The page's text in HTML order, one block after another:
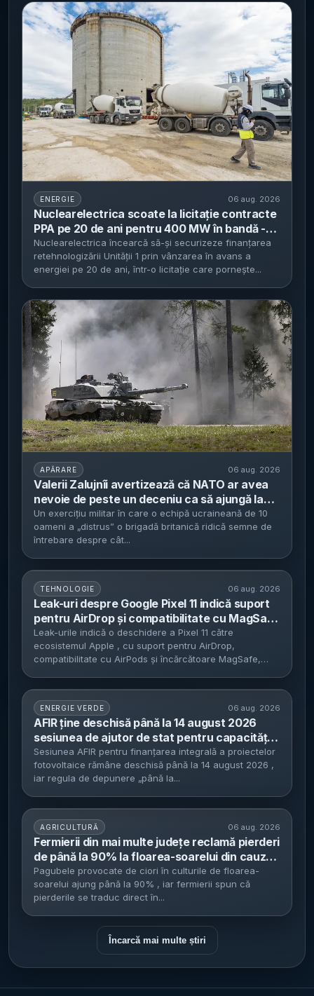
ENERGIE 06 aug. 2026
Nuclearelectrica scoate la licitație contracte
PPA pe 20 de ani pentru 400 MW în bandă -
preț minim garantat de 91,5 euro/MWh pentru
livrări în 2027-2046
Nuclearelectrica încearcă să-și securizeze finanțarea
retehnologizării Unității 1 prin vânzarea în avans a
energiei pe 20 de ani, într-o licitație care pornește...
APĂRARE 06 aug. 2026
Valerii Zalujnîi avertizează că NATO ar avea
nevoie de peste un deceniu ca să ajungă la
jumătate din capacitățile militare ale Rusiei -
exercițiu în Estonia: o echipă ucraineană de
10 oameni a „distrus” o brigadă britanică în
simulare
Un exercițiu militar în care o echipă ucraineană de 10
oameni a „distrus” o brigadă britanică ridică semne de
întrebare despre cât...
TEHNOLOGIE 06 aug. 2026
Leak-uri despre Google Pixel 11 indică suport
pentru AirDrop și compatibilitate cu MagSafe
- schimbări mici, cu zvonuri de scumpire cu
circa 100 de euro
Leak-urile indică o deschidere a Pixel 11 către
ecosistemul Apple , cu suport pentru AirDrop,
compatibilitate cu AirPods și încărcătoare MagSafe,
ENERGIE VERDE 06 aug. 2026
AFIR ține deschisă până la 14 august 2026
sesiunea de ajutor de stat pentru capacități
noi de energie solară - buget total 265 mil.
euro, finanțare 100% nerambursabilă în limite
pe MW
Sesiunea AFIR pentru finanțarea integrală a proiectelor
fotovoltaice rămâne deschisă până la 14 august 2026 ,
iar regula de depunere „până la...
AGRICULTURĂ 06 aug. 2026
Fermierii din mai multe județe reclamă pierderi
de până la 90% la floarea-soarelui din cauza
ciorilor - sezonul de vânătoare începe abia pe
15 august, cu o cotă de 90 de păsări
Pagubele provocate de ciori în culturile de floarea-
soarelui ajung până la 90% , iar fermierii spun că
pierderile se traduc direct în...
Încarcă mai multe știri